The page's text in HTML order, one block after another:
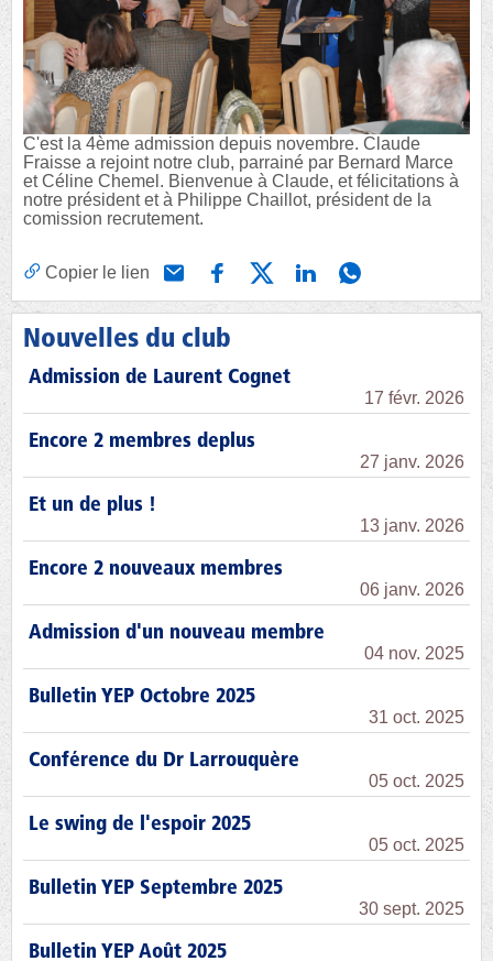
C'est la 4ème admission depuis novembre. Claude
Fraisse a rejoint notre club, parrainé par Bernard Marce
et Céline Chemel. Bienvenue à Claude, et félicitations à
notre président et à Philippe Chaillot, président de la
comission recrutement.
Copier le lien
Nouvelles du club
Admission de Laurent Cognet
17 févr. 2026
Encore 2 membres deplus
27 janv. 2026
Et un de plus !
13 janv. 2026
Encore 2 nouveaux membres
06 janv. 2026
Admission d'un nouveau membre
04 nov. 2025
Bulletin YEP Octobre 2025
31 oct. 2025
Conférence du Dr Larrouquère
05 oct. 2025
Le swing de l'espoir 2025
05 oct. 2025
Bulletin YEP Septembre 2025
30 sept. 2025
Bulletin YEP Août 2025